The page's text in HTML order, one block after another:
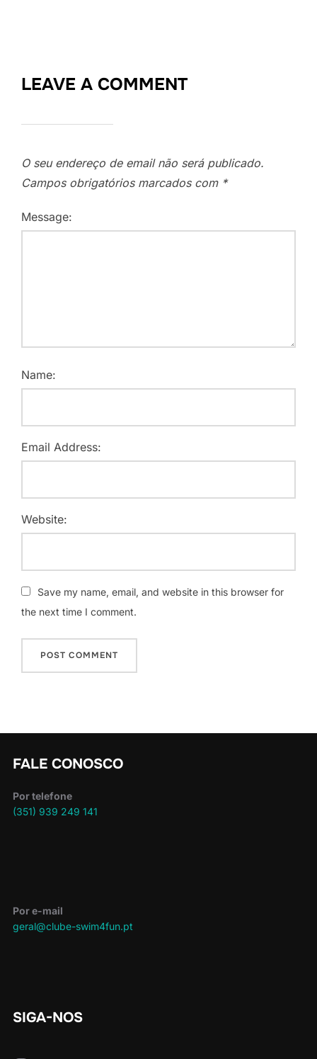
LEAVE A COMMENT
O seu endereço de email não será publicado.
Campos obrigatórios marcados com *
Message:
Name:
Email Address:
Website:
Save my name, email, and website in this browser for
the next time I comment.
FALE CONOSCO
Por telefone
(351) 939 249 141
Por e-mail
geral@clube-swim4fun.pt
SIGA-NOS